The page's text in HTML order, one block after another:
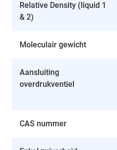
Relative Density (liquid 1
& 2)
Moleculair gewicht
Aansluiting
overdrukventiel
CAS nummer